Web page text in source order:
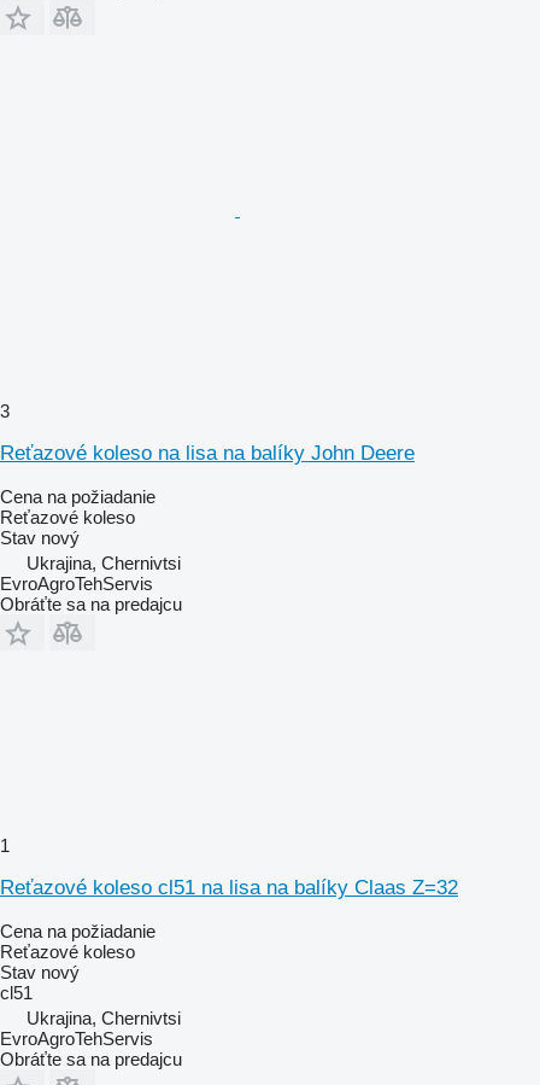
3
Reťazové koleso na lisa na balíky John Deere
Cena na požiadanie
Reťazové koleso
Stav nový
Ukrajina, Chernivtsi
EvroAgroTehServis
Obráťte sa na predajcu
1
Reťazové koleso cl51 na lisa na balíky Claas Z=32
Cena na požiadanie
Reťazové koleso
Stav nový
cl51
Ukrajina, Chernivtsi
EvroAgroTehServis
Obráťte sa na predajcu